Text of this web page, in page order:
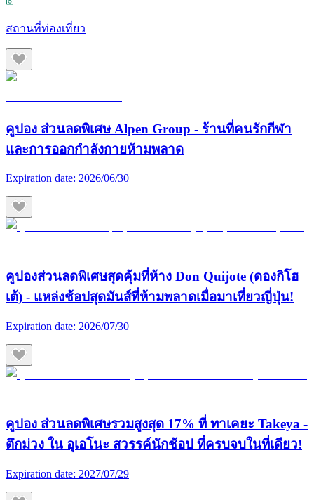
สถานที่ท่องเที่ยว
คูปอง ส่วนลดพิเศษ Alpen Group - ร้านที่คนรักกีฬา
และการออกกำลังกายห้ามพลาด
Expiration date: 2026/06/30
คูปองส่วนลดพิเศษสุดคุ้มที่ห้าง Don Quijote (ดองกิโฮ
เต้) - แหล่งช้อปสุดมันส์ที่ห้ามพลาดเมื่อมาเที่ยวญี่ปุ่น!
Expiration date: 2026/07/30
คูปอง ส่วนลดพิเศษรวมสูงสุด 17% ที่ ทาเคยะ Takeya -
ตึกม่วง ใน อุเอโนะ สวรรค์นักช้อป ที่ครบจบในที่เดียว!
Expiration date: 2027/07/29